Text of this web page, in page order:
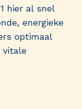
hier al snel
energieke
optimaal
vitale